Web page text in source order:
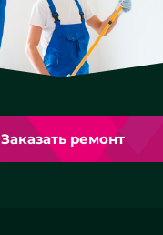
Заказать ремонт